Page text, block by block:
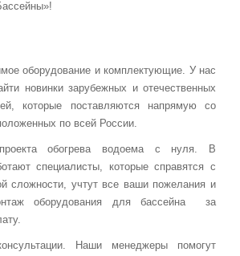
оборудование и комплектующие. У нас
новинки зарубежных и отечественных
которые поставляются напрямую со
по всей России.
проекта обогрева водоема с нуля. В
специалисты, которые справятся с
сложности, учтут все ваши пожелания и
оборудования для бассейна за
Наши менеджеры помогут